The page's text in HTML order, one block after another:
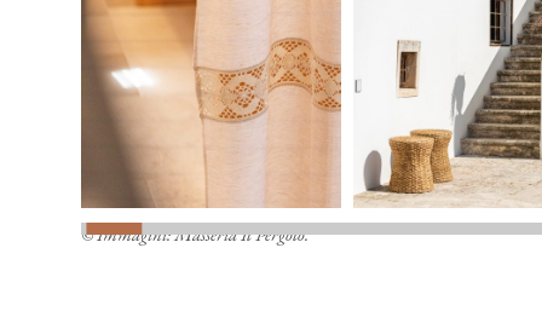
© Immagini: Masseria Il Pergolo.